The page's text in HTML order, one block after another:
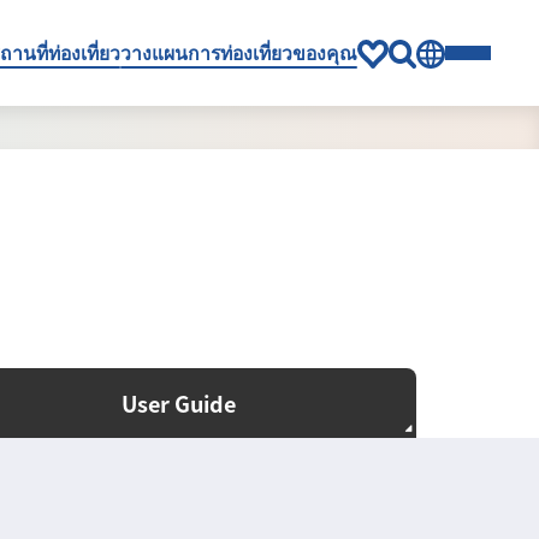
านที่ท่องเที่ยววางแผนการท่องเที่ยวของคุณ
User Guide